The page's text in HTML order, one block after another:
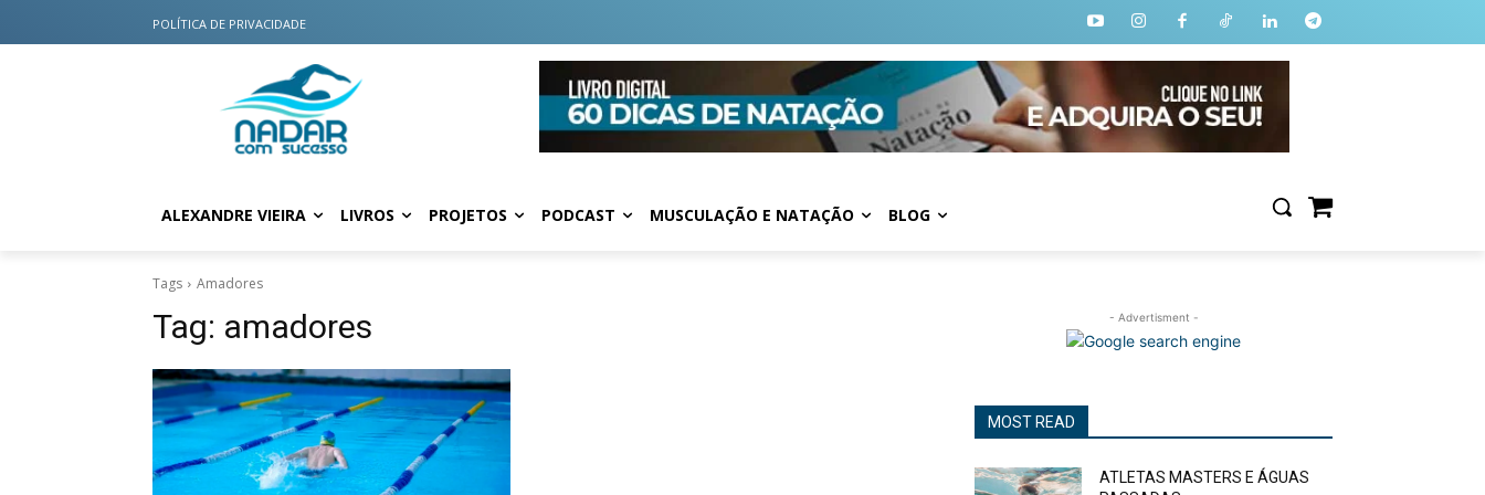
POLÍTICA DE PRIVACIDADE
ALEXANDRE VIEIRA LIVROS PROJETOS PODCAST MUSCULAÇÃO E NATAÇÃO BLOG
Tags Amadores
Tag: amadores - Advertisment -
MOST READ
ATLETAS MASTERS E ÁGUAS